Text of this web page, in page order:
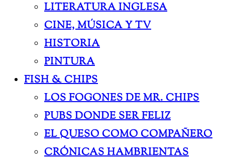
LITERATURA INGLESA
CINE, MÚSICA Y TV
HISTORIA
PINTURA
FISH & CHIPS
LOS FOGONES DE MR. CHIPS
PUBS DONDE SER FELIZ
EL QUESO COMO COMPAÑERO
CRÓNICAS HAMBRIENTAS